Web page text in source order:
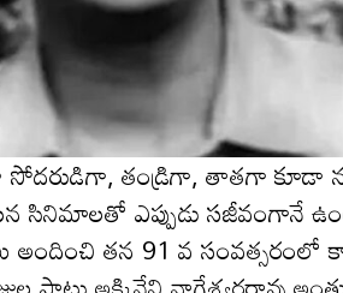
తండ్రిగా, తాతగా కూడా
ఎప్పుడు సజీవంగానే
తన 91 వ సంవత్సరంలో